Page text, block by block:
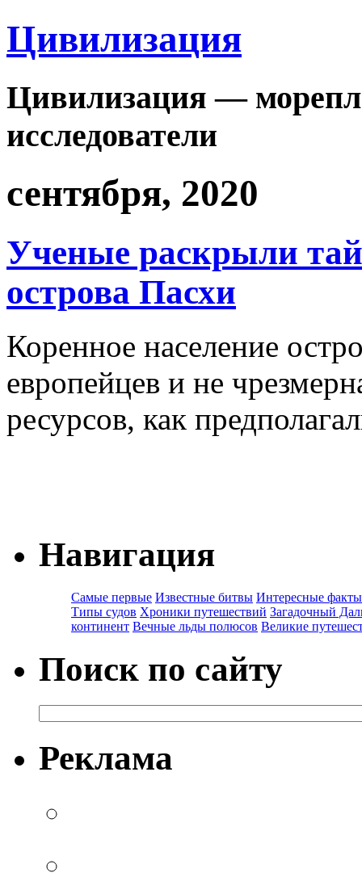
Цивилизация
Цивилизация —
исследователи
сентября, 2020
Ученые раскрыли
острова Пасхи
Коренное население
европейцев и не
ресурсов, как
Навигация
Самые первые Известные битвы Интересные факты
Типы судов Хроники путешествий Загадочный
континент Вечные льды полюсов Великие
Поиск по сайту
Реклама